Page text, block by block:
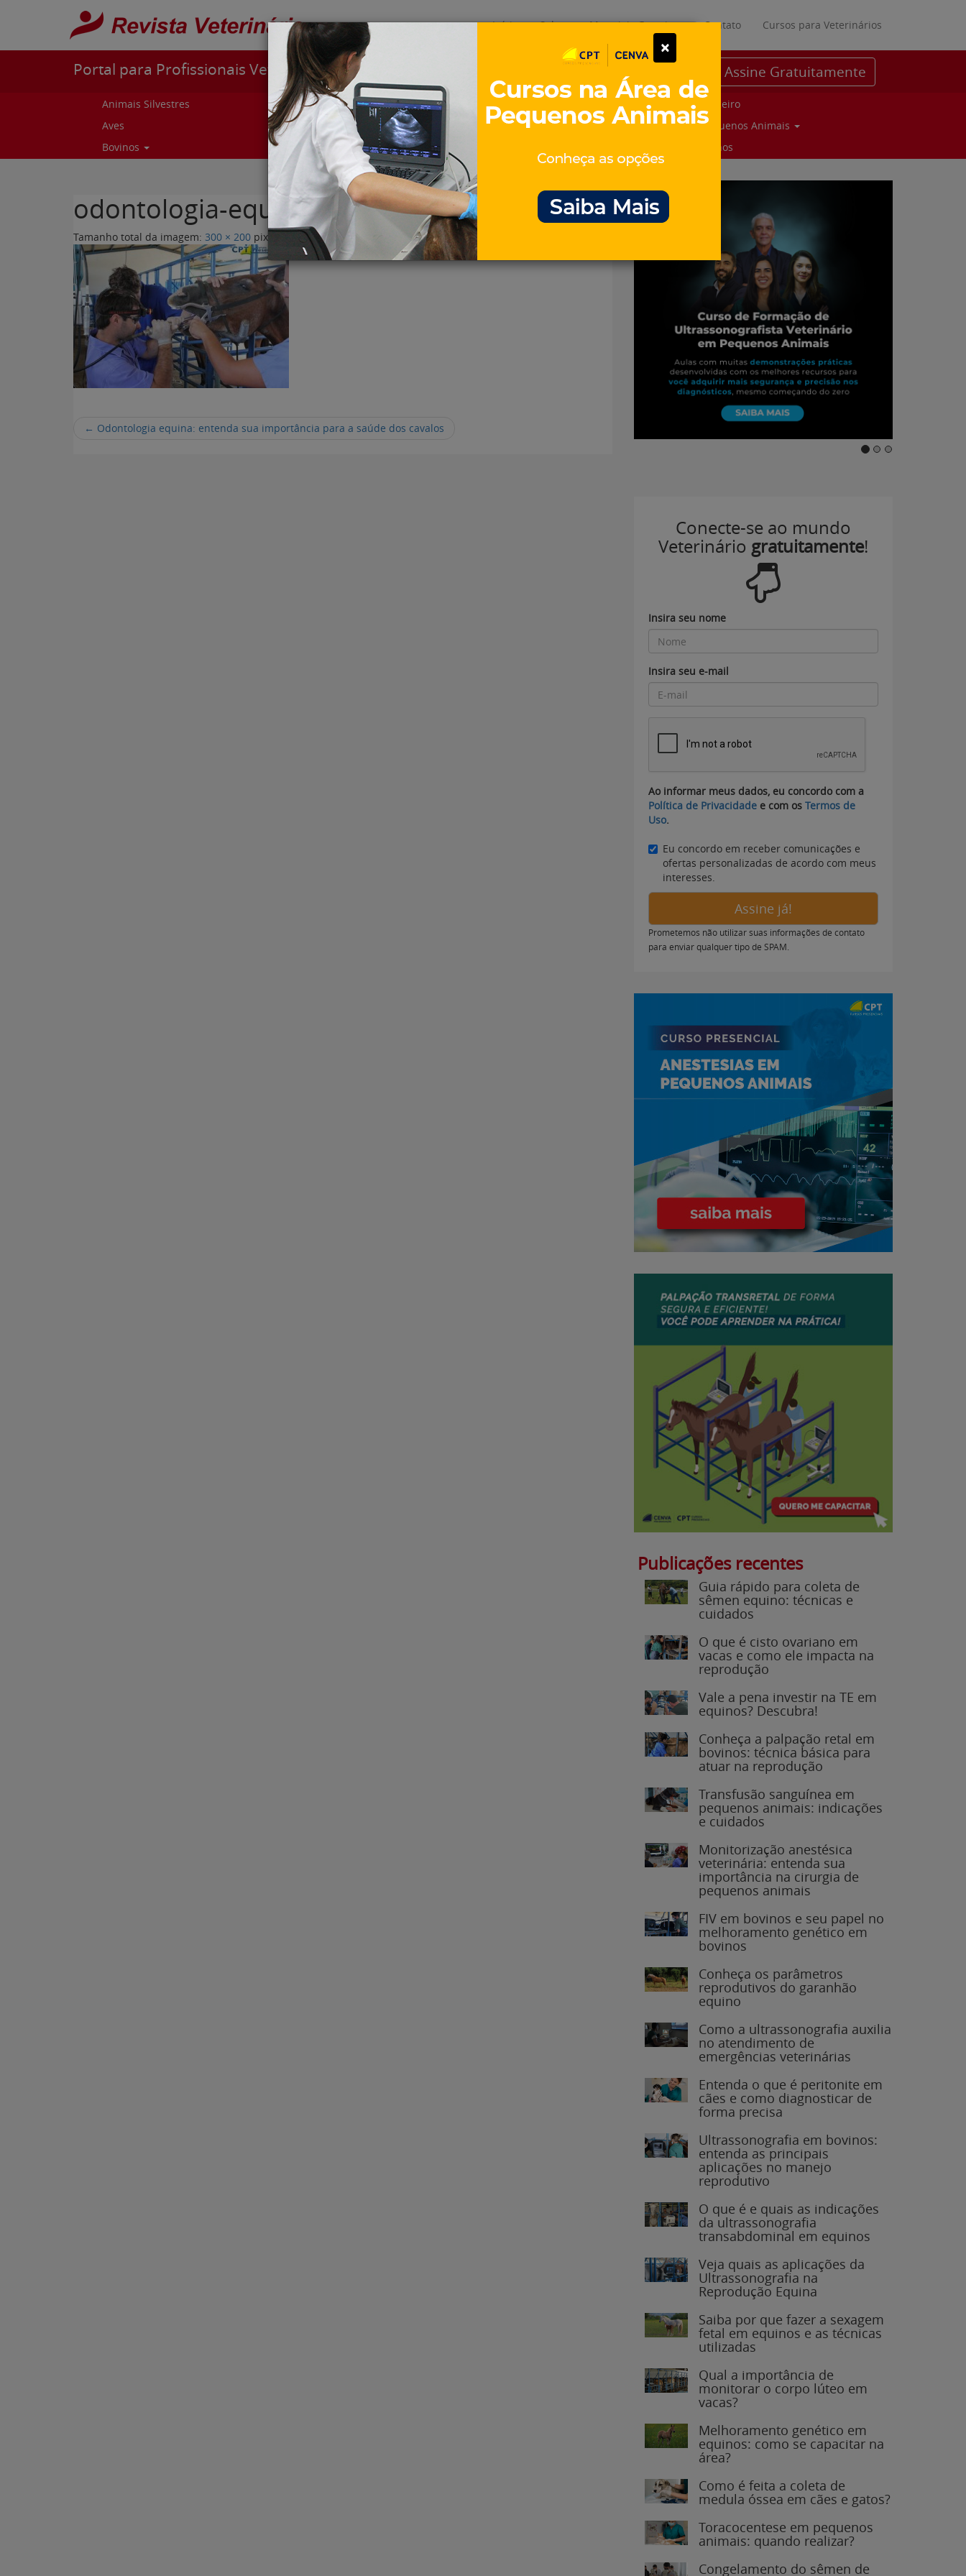
Pular para o conteúdo
Início Sobre Materiais Gratuitos Contato Cursos para Veterinários
Portal para Profissionais Veterinários Assine Gratuitamente
Animais Silvestres
Aves
Bovinos
Caprinos e ovinos
Curiosidades
Cursos e Eventos
Equinos
Parceiro
Pequenos Animais
Suinos
odontologia-equina.jpg
Tamanho total da imagem: 300 × 200 pixels
← Odontologia equina: entenda sua importância para a saúde dos cavalos
Conecte-se ao mundo
Veterinário gratuitamente!
Insira seu nome
Insira seu e-mail
Ao informar meus dados, eu concordo com a
Política de Privacidade e com os Termos de
Uso.
Eu concordo em receber comunicações e
ofertas personalizadas de acordo com meus
interesses.
Assine já!
Prometemos não utilizar suas informações de contato
para enviar qualquer tipo de SPAM.
Publicações recentes
Guia rápido para coleta de
sêmen equino: técnicas e
cuidados
O que é cisto ovariano em
vacas e como ele impacta na
reprodução
Vale a pena investir na TE em
equinos? Descubra!
Conheça a palpação retal em
bovinos: técnica básica para
atuar na reprodução
Transfusão sanguínea em
pequenos animais: indicações
e cuidados
Monitorização anestésica
veterinária: entenda sua
importância na cirurgia de
pequenos animais
FIV em bovinos e seu papel no
melhoramento genético em
bovinos
Conheça os parâmetros
reprodutivos do garanhão
equino
Como a ultrassonografia auxilia
no atendimento de
emergências veterinárias
Entenda o que é peritonite em
cães e como diagnosticar de
forma precisa
Ultrassonografia em bovinos:
entenda as principais
aplicações no manejo
reprodutivo
O que é e quais as indicações
da ultrassonografia
transabdominal em equinos
Veja quais as aplicações da
Ultrassonografia na
Reprodução Equina
Saiba por que fazer a sexagem
fetal em equinos e as técnicas
utilizadas
Qual a importância de
monitorar o corpo lúteo em
vacas?
Melhoramento genético em
equinos: como se capacitar na
área?
Como é feita a coleta de
medula óssea em cães e gatos?
Toracocentese em pequenos
animais: quando realizar?
Congelamento do sêmen de
×